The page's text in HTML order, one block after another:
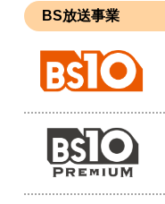
BS放送事業